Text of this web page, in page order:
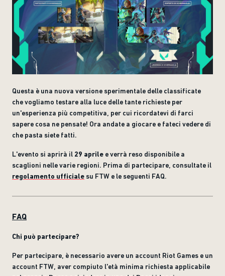
Questa è una nuova versione sperimentale delle classificate
che vogliamo testare alla luce delle tante richieste per
un'esperienza più competitiva, per cui ricordatevi di farci
sapere cosa ne pensate! Ora andate a giocare e fateci vedere di
che pasta siete fatti.
L'evento si aprirà il 29 aprile e verrà reso disponibile a
scaglioni nelle varie regioni. Prima di partecipare, consultate il
regolamento ufficiale su FTW e le seguenti FAQ.
FAQ
Chi può partecipare?
Per partecipare, è necessario avere un account Riot Games e un
account FTW, aver compiuto l'età minima richiesta applicabile